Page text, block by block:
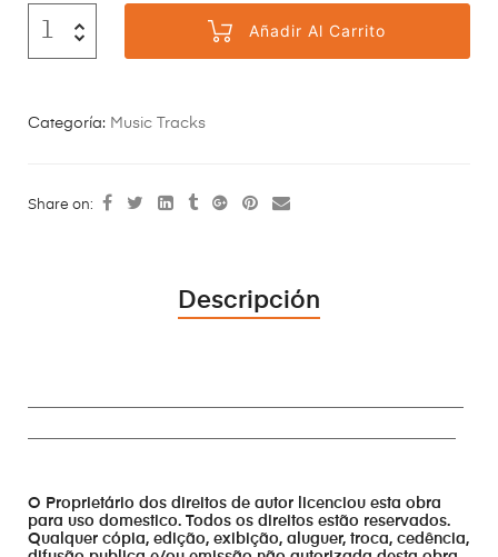
Añadir Al Carrito
Categoría: Music Tracks
Share on:
Descripción
O Proprietário dos direitos de autor licenciou esta obra
para uso domestico. Todos os direitos estão reservados.
Qualquer cópia, edição, exibição, aluguer, troca, cedência,